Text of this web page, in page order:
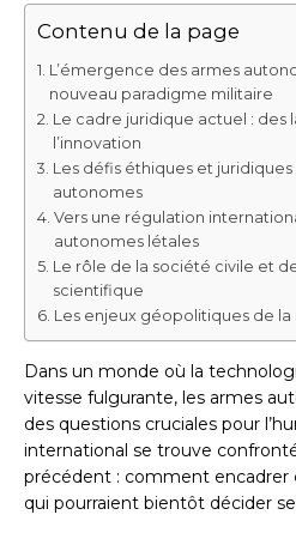
Contenu de la page
L’émergence des armes
nouveau paradigme militaire
Le cadre juridique actuel : des
l’innovation
Les défis éthiques et
autonomes
Vers une régulation
autonomes létales
Le rôle de la société civile et
scientifique
Les enjeux géopolitiques de la
Dans un monde où la
vitesse fulgurante, les armes
des questions cruciales pour
international se trouve
précédent : comment encadrer
qui pourraient bientôt décider